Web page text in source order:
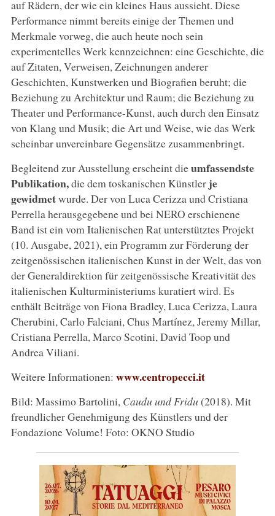
auf Rädern, der wie ein kleines Haus aussieht. Diese
Performance nimmt bereits einige der Themen und
Merkmale vorweg, die auch heute noch sein
experimentelles Werk kennzeichnen: eine Geschichte, die
auf Zitaten, Verweisen, Zeichnungen anderer
Geschichten, Kunstwerken und Biografien beruht; die
Beziehung zu Architektur und Raum; die Beziehung zu
Theater und Performance-Kunst, auch durch den Einsatz
von Klang und Musik; die Art und Weise, wie das Werk
scheinbar unvereinbare Gegensätze zusammenbringt.
Begleitend zur Ausstellung erscheint dieumfassendste
Publikation,die dem toskanischen Künstlerje
gewidmetwurde. Der von Luca Cerizza und Cristiana
Perrella herausgegebene und bei NERO erschienene
Band ist ein vom Italienischen Rat unterstütztes Projekt
(10. Ausgabe, 2021), ein Programm zur Förderung der
zeitgenössischen italienischen Kunst in der Welt, das von
der Generaldirektion für zeitgenössische Kreativität des
italienischen Kulturministeriums kuratiert wird. Es
enthält Beiträge von Fiona Bradley, Luca Cerizza, Laura
Cherubini, Carlo Falciani, Chus Martínez, Jeremy Millar,
Cristiana Perrella, Marco Scotini, David Toop und
Andrea Viliani.
Weitere Informationen: www.centropecci.it
Bild: Massimo Bartolini, Caudu und Fridu (2018). Mit
freundlicher Genehmigung des Künstlers und der
Fondazione Volume! Foto: OKNO Studio